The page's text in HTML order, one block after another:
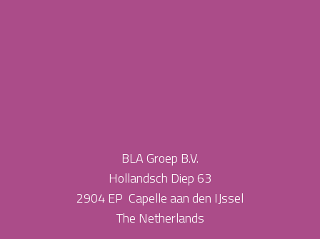
BLA Groep B.V.
Hollandsch Diep 63
2904 EP Capelle aan den IJssel
The Netherlands